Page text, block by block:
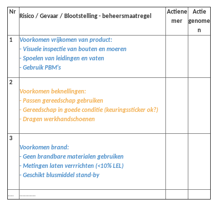
Nr
Risico / Gevaar / Blootstelling - beheersmaatregel
Actiene
mer
Actie
genome
n
1
Voorkomen vrijkomen van product:
- Visuele inspectie van bouten en moeren
- Spoelen van leidingen en vaten
- Gebruik PBM's
2
Voorkomen beknellingen:
- Passen gereedschap gebruiken
- Gereedschap in goede conditie (keuringssticker ok?)
- Dragen werkhandschoenen
3
Voorkomen brand:
- Geen brandbare materialen gebruiken
- Metingen laten verrrichten (<10% LEL)
- Geschikt blusmiddel stand-by
.... ...........